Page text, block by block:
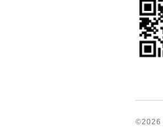
©2026